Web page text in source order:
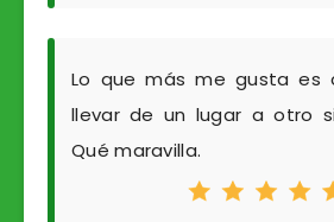
Lo que más me gusta es
llevar de un lugar a otro
Qué maravilla.